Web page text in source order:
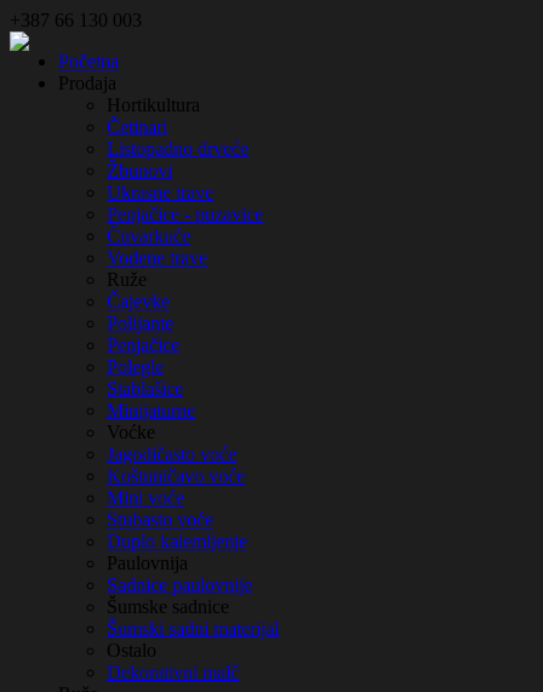
+387 66 130 003
Početna
Prodaja
Hortikultura
Četinari
Listopadno drveće
Žbunovi
Ukrasne trave
Penjačice - puzavice
Čuvarkuće
Vodene trave
Ruže
Čajevke
Polijante
Penjačice
Polegle
Stablašice
Minijaturne
Voćke
Jagodičasto voće
Koštuničavo voće
Mini voće
Stubasto voće
Duplo kalemljenje
Paulovnija
Sadnice paulovnije
Šumske sadnice
Šumski sadni materijal
Ostalo
Dekorativni malč